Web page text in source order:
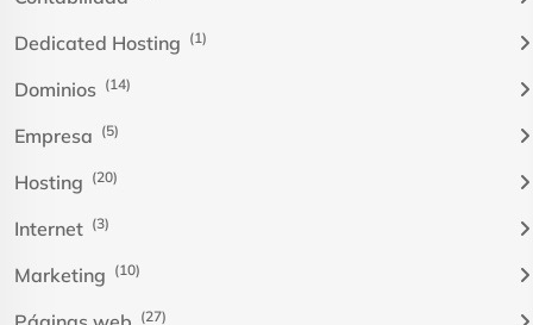
Dedicated Hosting (1)
Dominios (14)
Empresa (5)
Hosting (20)
Internet (3)
Marketing (10)
(27)